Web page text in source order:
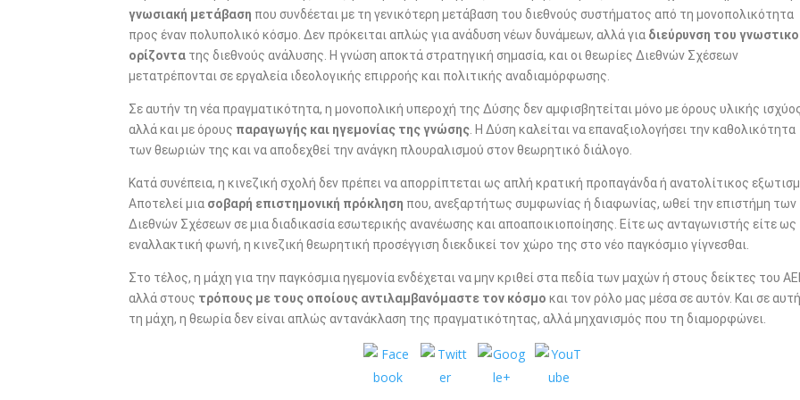
γνωσιακή μετάβαση που συνδέεται με τη γενικότερη μετάβαση του διεθνούς συστήματος από τη μονοπολικότητα
προς έναν πολυπολικό κόσμο. Δεν πρόκειται απλώς για ανάδυση νέων δυνάμεων, αλλά για διεύρυνση του
ορίζοντα της διεθνούς ανάλυσης. Η γνώση αποκτά στρατηγική σημασία, και οι θεωρίες Διεθνών Σχέσεων
μετατρέπονται σε εργαλεία ιδεολογικής επιρροής και πολιτικής αναδιαμόρφωσης.
Σε αυτήν τη νέα πραγματικότητα, η μονοπολική υπεροχή της Δύσης δεν αμφισβητείται μόνο με όρους υλικής
αλλά και με όρους παραγωγής και ηγεμονίας της γνώσης . Η Δύση καλείται να επαναξιολογήσει την καθολικότητα
των θεωριών της και να αποδεχθεί την ανάγκη πλουραλισμού στον θεωρητικό διάλογο.
Κατά συνέπεια, η κινεζική σχολή δεν πρέπει να απορρίπτεται ως απλή κρατική προπαγάνδα ή ανατολίτικος
Αποτελεί μια σοβαρή επιστημονική πρόκληση που, ανεξαρτήτως συμφωνίας ή διαφωνίας, ωθεί την επιστήμη των
Διεθνών Σχέσεων σε μια διαδικασία εσωτερικής ανανέωσης και αποαποικιοποίησης. Είτε ως ανταγωνιστής είτε ως
εναλλακτική φωνή, η κινεζική θεωρητική προσέγγιση διεκδικεί τον χώρο της στο νέο παγκόσμιο γίγνεσθαι.
Στο τέλος, η μάχη για την παγκόσμια ηγεμονία ενδέχεται να μην κριθεί στα πεδία των μαχών ή στους δείκτες του
αλλά στους τρόπους με τους οποίους αντιλαμβανόμαστε τον κόσμο και τον ρόλο μας μέσα σε αυτόν. Και σε
τη μάχη, η θεωρία δεν είναι απλώς αντανάκλαση της πραγματικότητας, αλλά μηχανισμός που τη διαμορφώνει.